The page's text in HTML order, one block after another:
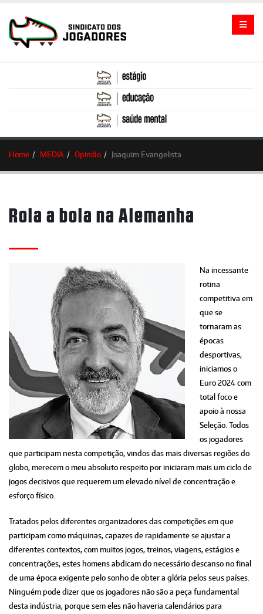
Home MEDIA Opinião Joaquim Evangelista
Rola a bola na Alemanha
Na incessante
rotina
competitiva em
que se
tornaram as
épocas
desportivas,
iniciamos o
Euro 2024 com
total foco e
apoio à nossa
Seleção. Todos
os jogadores
que participam nesta competição, vindos das mais diversas regiões do
globo, merecem o meu absoluto respeito por iniciaram mais um ciclo de
jogos decisivos que requerem um elevado nível de concentração e
esforço físico.
Tratados pelos diferentes organizadores das competições em que
participam como máquinas, capazes de rapidamente se ajustar a
diferentes contextos, com muitos jogos, treinos, viagens, estágios e
concentrações, estes homens abdicam do necessário descanso no final
de uma época exigente pelo sonho de obter a glória pelos seus países.
Ninguém pode dizer que os jogadores não são a peça fundamental
desta indústria, porque sem eles não haveria calendários para